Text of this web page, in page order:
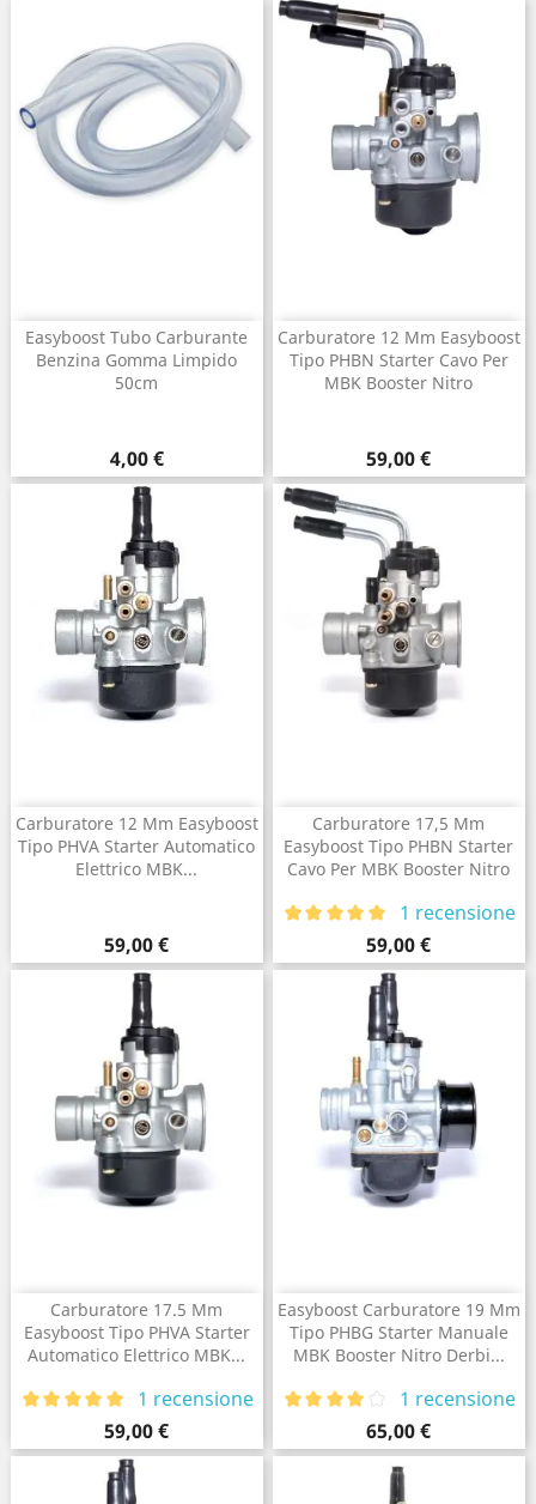
Easyboost Tubo Carburante
Benzina Gomma Limpido
50cm
Prezzo
4,00 €
Carburatore 12 Mm Easyboost
Tipo PHBN Starter Cavo Per
MBK Booster Nitro
Prezzo
59,00 €
Carburatore 12 Mm Easyboost
Tipo PHVA Starter Automatico
Elettrico MBK...
Prezzo
59,00 €
Carburatore 17,5 Mm
Easyboost Tipo PHBN Starter
Cavo Per MBK Booster Nitro
Prezzo
59,00 €
1 recensione
Carburatore 17.5 Mm
Easyboost Tipo PHVA Starter
Automatico Elettrico MBK...
Prezzo
59,00 €
1 recensione
Easyboost Carburatore 19 Mm
Tipo PHBG Starter Manuale
MBK Booster Nitro Derbi...
Prezzo
65,00 €
1 recensione